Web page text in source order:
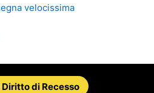
velocissima
di Recesso